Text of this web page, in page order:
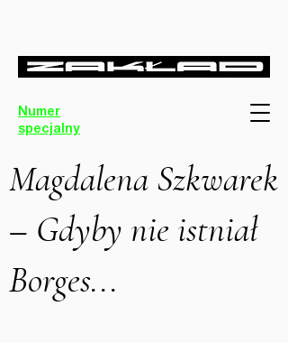
Numer
specjalny
Magdalena Szkwarek
– Gdyby nie istniał
Borges...